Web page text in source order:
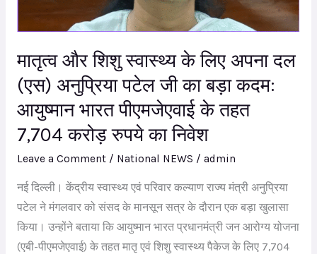
मातृत्व और शिशु स्वास्थ्य के लिए अपना दल
(एस) अनुप्रिया पटेल जी का बड़ा कदम:
आयुष्मान भारत पीएमजेएवाई के तहत
7,704 करोड़ रुपये का निवेश
Leave a Comment / National NEWS / admin
नई दिल्ली। केंद्रीय स्वास्थ्य एवं परिवार कल्याण राज्य मंत्री अनुप्रिया
पटेल ने मंगलवार को संसद के मानसून सत्र के दौरान एक बड़ा खुलासा
किया। उन्होंने बताया कि आयुष्मान भारत प्रधानमंत्री जन आरोग्य योजना
(एबी-पीएमजेएवाई) के तहत मातृ एवं शिशु स्वास्थ्य पैकेज के लिए 7,704
अपना
(एस)
अनुप्रिया
जी
का
बड़ा
कदम:
आयुष्मान
भारत
पीएमजेएवाई